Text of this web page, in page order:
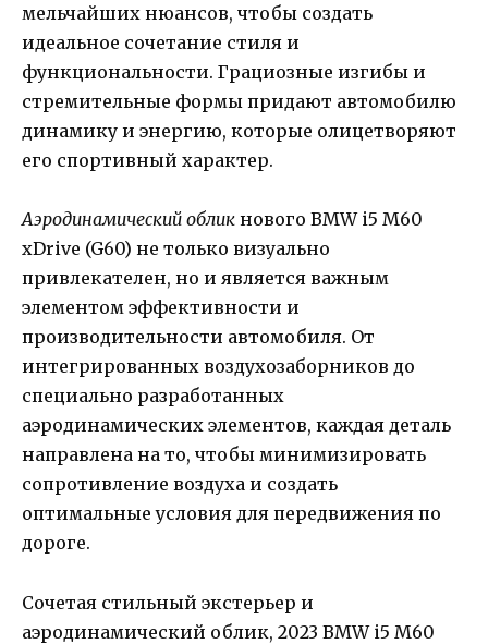
мельчайших нюансов, чтобы создать
идеальное сочетание стиля и
функциональности. Грациозные изгибы и
стремительные формы придают автомобилю
динамику и энергию, которые олицетворяют
его спортивный характер.
Аэродинамический облик нового BMW i5 M60
xDrive (G60) не только визуально
привлекателен, но и является важным
элементом эффективности и
производительности автомобиля. От
интегрированных воздухозаборников до
специально разработанных
аэродинамических элементов, каждая деталь
направлена на то, чтобы минимизировать
сопротивление воздуха и создать
оптимальные условия для передвижения по
дороге.
Сочетая стильный экстерьер и
аэродинамический облик, 2023 BMW i5 M60